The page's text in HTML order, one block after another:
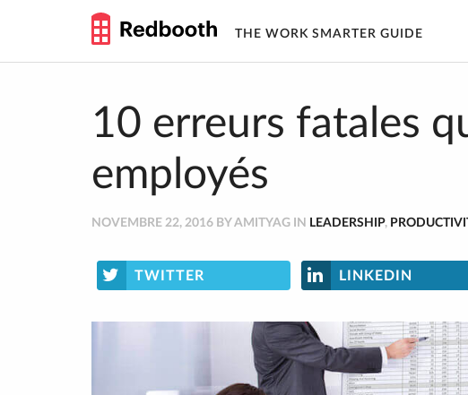
THE WORK SMARTER GUIDE
10 erreurs fatales
employés
NOVEMBRE 22, 2016 BY AMITYAG IN LEADERSHIP,
TWITTER LINKEDIN